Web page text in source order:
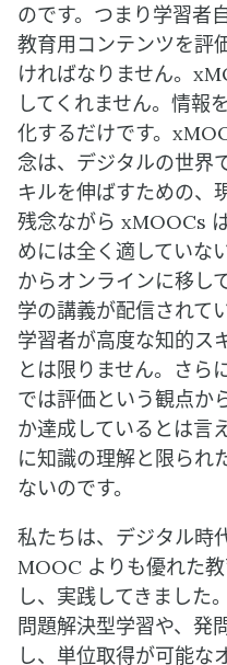
のです。つまり学習者
教育用コンテンツを評
ければなりません。
してくれません。情報
化するだけです。
念は、デジタルの世界
キルを伸ばすための、
残念ながら xMOOCs
めには全く適していな
からオンラインに移し
学の講義が配信されて
学習者が高度な知的ス
とは限りません。さら
では評価という観点か
か達成しているとは言
に知識の理解と限られ
ないのです。
私たちは、デジタル時
MOOC よりも優れた
し、実践してきました
問題解決型学習や、発
し、単位取得が可能な